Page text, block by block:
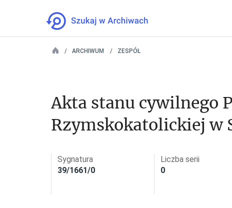
ARCHIWUM ZESPÓŁ
Akta stanu cywilnego
Rzymskokatolickiej w
Sygnatura
39/1661/0
Liczba serii
0